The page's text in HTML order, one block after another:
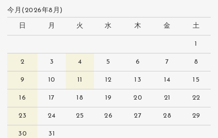
今月(2026年8月)
日 月 火 水 木 金 土
1
2 3 4 5 6 7 8
9 10 11 12 13 14 15
16 17 18 19 20 21 22
23 24 25 26 27 28 29
30 31